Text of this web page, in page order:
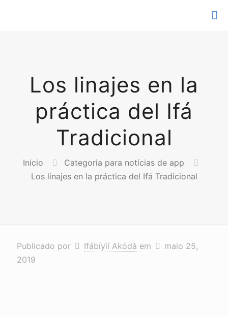
Los linajes en la
práctica del Ifá
Tradicional
Inicio
Categoria para notícias de app
Los linajes en la práctica del Ifá Tradicional
Publicado por Ifábíyìí Akódà em
maio 25,
2019